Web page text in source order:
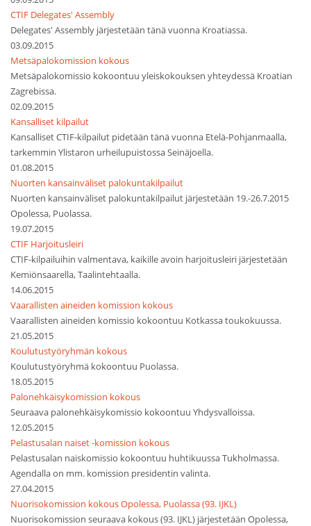
CTIF Delegates' Assembly
Delegates' Assembly järjestetään tänä vuonna Kroatiassa.
03.09.2015
Metsäpalokomission kokous
Metsäpalokomissio kokoontuu yleiskokouksen yhteydessä Kroatian
Zagrebissa.
02.09.2015
Kansalliset kilpailut
Kansalliset CTIF-kilpailut pidetään tänä vuonna Etelä-Pohjanmaalla,
tarkemmin Ylistaron urheilupuistossa Seinäjoella.
01.08.2015
Nuorten kansainväliset palokuntakilpailut
Nuorten kansainväliset palokuntakilpailut järjestetään 19.-26.7.2015
Opolessa, Puolassa.
19.07.2015
CTIF Harjoitusleiri
CTIF-kilpailuihin valmentava, kaikille avoin harjoitusleiri järjestetään
Kemiönsaarella, Taalintehtaalla.
14.06.2015
Vaarallisten aineiden komission kokous
Vaarallisten aineiden komissio kokoontuu Kotkassa toukokuussa.
21.05.2015
Koulutustyöryhmän kokous
Koulutustyöryhmä kokoontuu Puolassa.
18.05.2015
Palonehkäisykomission kokous
Seuraava palonehkäisykomissio kokoontuu Yhdysvalloissa.
12.05.2015
Pelastusalan naiset -komission kokous
Pelastusalan naiskomissio kokoontuu huhtikuussa Tukholmassa.
Agendalla on mm. komission presidentin valinta.
27.04.2015
Nuorisokomission kokous Opolessa, Puolassa (93. IJKL)
Nuorisokomission seuraava kokous (93. IJKL) järjestetään Opolessa,